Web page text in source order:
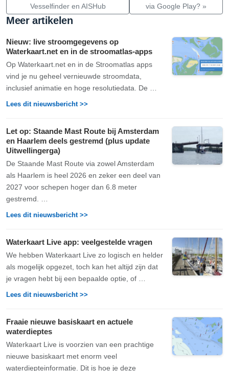
Vesselfinder en AISHub
via Google Play? »
Meer artikelen
Nieuw: live stroomgegevens op
Waterkaart.net en in de stroomatlas-apps
Op Waterkaart.net en in de Stroomatlas apps
vind je nu geheel vernieuwde stroomdata,
inclusief animatie en hoge resolutiedata. De …
Lees dit nieuwsbericht >>
Let op: Staande Mast Route bij Amsterdam
en Haarlem deels gestremd (plus update
Uitwellingerga)
De Staande Mast Route via zowel Amsterdam
als Haarlem is heel 2026 en zeker een deel van
2027 voor schepen hoger dan 6.8 meter
gestremd. …
Lees dit nieuwsbericht >>
Waterkaart Live app: veelgestelde vragen
We hebben Waterkaart Live zo logisch en helder
als mogelijk opgezet, toch kan het altijd zijn dat
je vragen hebt bij een bepaalde optie, of …
Lees dit nieuwsbericht >>
Fraaie nieuwe basiskaart en actuele
waterdieptes
Waterkaart Live is voorzien van een prachtige
nieuwe basiskaart met enorm veel
waterdiepteinformatie. Dit is hoe je deze